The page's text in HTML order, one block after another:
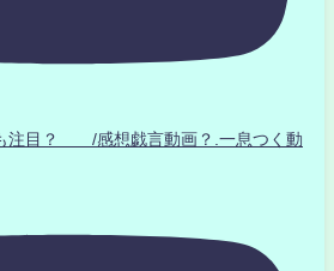
注目？ /感想戯言動画？.一息つく動